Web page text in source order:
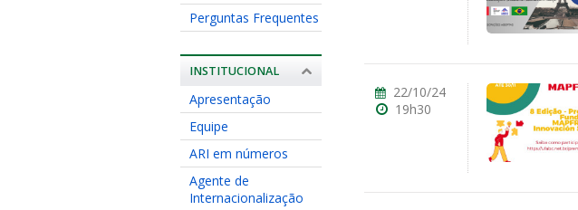
Perguntas Frequentes
INSTITUCIONAL
Apresentação
Equipe
ARI em números
Agente de
Internacionalização
22/10/24
19h30